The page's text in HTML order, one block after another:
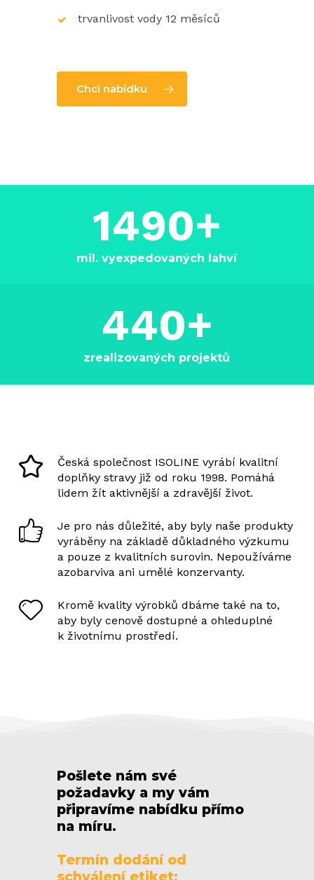
trvanlivost vody 12 měsíců
Chci nabídku
1490+
mil. vyexpedovaných lahví
440+
zrealizovaných projektů
Česká společnost ISOLINE vyrábí kvalitní
doplňky stravy již od roku 1998. Pomáhá
lidem žít aktivnější a zdravější život.
Je pro nás důležité, aby byly naše produkty
vyráběny na základě důkladného výzkumu
a pouze z kvalitních surovin. Nepoužíváme
azobarviva ani umělé konzervanty.
Kromě kvality výrobků dbáme také na to,
aby byly cenově dostupné a ohleduplné
k životnímu prostředí.
Pošlete nám své
požadavky a my vám
připravíme nabídku přímo
na míru.
Termín dodání od